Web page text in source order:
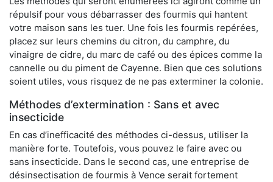
répulsif pour vous débarrasser des fourmis qui hantent
votre maison sans les tuer. Une fois les fourmis repérées,
placez sur leurs chemins du citron, du camphre, du
vinaigre de cidre, du marc de café ou des épices comme la
cannelle ou du piment de Cayenne. Bien que ces solutions
soient utiles, vous risquez de ne pas exterminer la colonie.
Méthodes d’extermination : Sans et avec
insecticide
En cas d’inefficacité des méthodes ci-dessus, utiliser la
manière forte. Toutefois, vous pouvez le faire avec ou
sans insecticide. Dans le second cas, une entreprise de
désinsectisation de fourmis à Vence serait fortement